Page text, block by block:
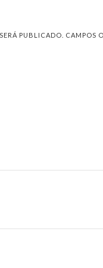
PUBLICADO. CAMPOS